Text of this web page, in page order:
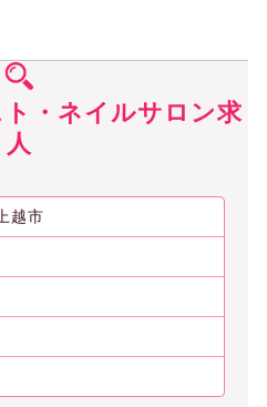
ットネイルズ
・ネイルサロン求
人
越市